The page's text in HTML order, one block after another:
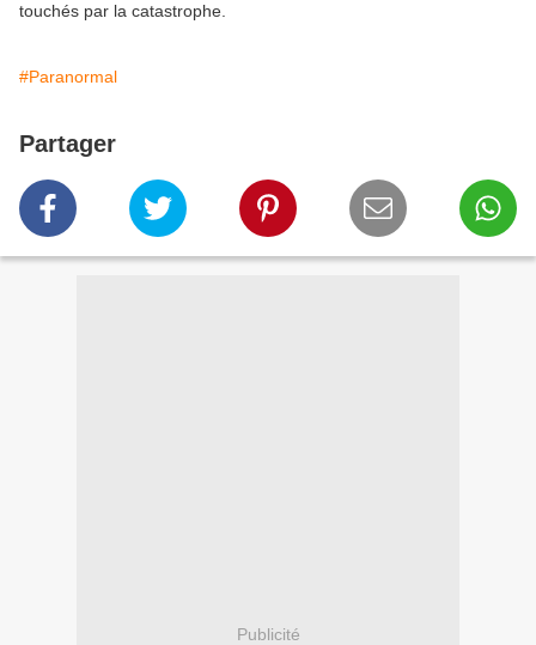
touchés par la catastrophe.
#Paranormal
Partager
Publicité